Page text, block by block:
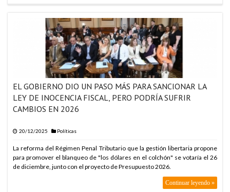
EL GOBIERNO DIO UN PASO MÁS PARA SANCIONAR LA
LEY DE INOCENCIA FISCAL, PERO PODRÍA SUFRIR
CAMBIOS EN 2026
20/12/2025 Políticas
La reforma del Régimen Penal Tributario que la gestión libertaria propone
para promover el blanqueo de "los dólares en el colchón" se votaría el 26
de diciembre, junto con el proyecto de Presupuesto 2026.
Continuar leyendo »